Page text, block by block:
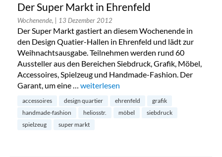
Der Super Markt in Ehrenfeld
Wochenende, | 13 Dezember 2012
Der Super Markt gastiert an diesem Wochenende in
den Design Quatier-Hallen in Ehrenfeld und lädt zur
Weihnachtsausgabe. Teilnehmen werden rund 60
Aussteller aus den Bereichen Siebdruck, Grafik, Möbel,
Accessoires, Spielzeug und Handmade-Fashion. Der
Garant, um eine … „Der Super Markt in Ehrenfeld“
weiterlesen
accessoires design quartier ehrenfeld
grafik
handmade-fashion
heliosstr. möbel
siebdruck
spielzeug
super markt